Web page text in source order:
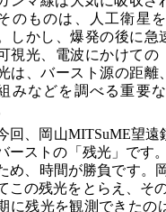
のものは、人工衛星
しかし、爆発の後に
視光、電波にかけて
は、バースト源の距離
みなどを調べる重要
回、岡山MITSuME望遠
ーストの「残光」です
め、時間が勝負です。
この残光をとらえ、そ
に残光を観測できたの